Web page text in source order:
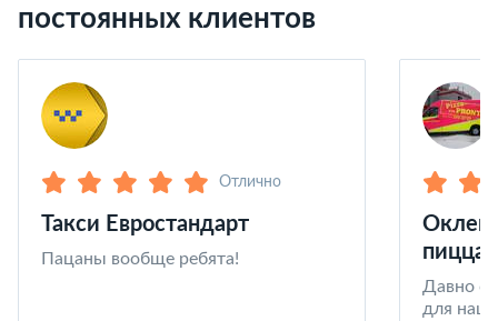
постоянных клиентов
Отлично
Такси Евростандарт
Пацаны вообще ребята!
пицца
Давно
для